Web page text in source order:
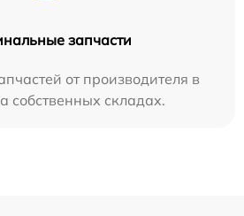
запчасти
от производителя в
собственных складах.